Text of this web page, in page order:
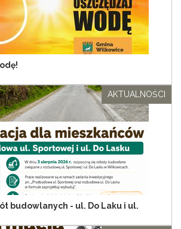
budowlanych - ul. Do Laku i ul.
AKTUALNOŚCI